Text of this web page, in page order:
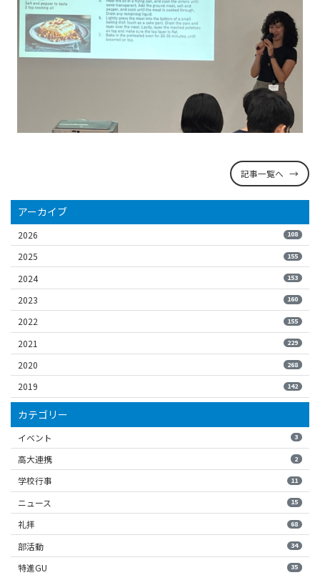
記事一覧へ
アーカイブ
2026 108
2025 155
2024 153
2023 160
2022 155
2021 229
2020 268
2019 142
カテゴリー
イベント 3
高大連携 2
学校行事 11
ニュース 15
礼拝 68
部活動 34
特進GU 35